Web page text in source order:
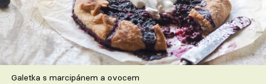
TV Program
Škola vaření
Recepty z TV
Galetka s marcipánem a ovocem